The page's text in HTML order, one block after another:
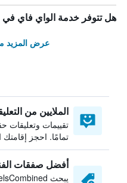
هل تتوفر خدمة الواي فاي في Baan Supichaya؟
عرض المزيد
الملايين من
تقييمات وتعليقات
تمامًا. احجز إقامتك
أفضل صفقات